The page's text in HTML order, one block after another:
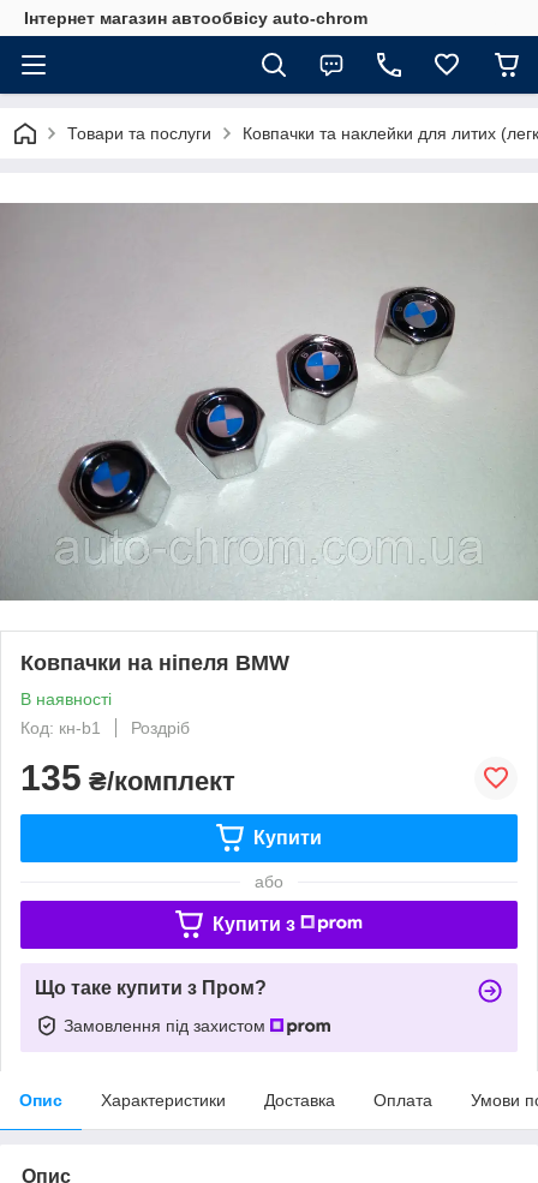
Інтернет магазин автообвісу auto-chrom
Товари та послуги Ковпачки та наклейки для литих
Ковпачки на ніпеля BMW
В наявності
Код: кн-b1
Роздріб
135 ₴/комплект
Купити
або
Купити з
Що таке купити з Пром?
Замовлення під захистом
Опис Характеристики Доставка Оплата Умови
Опис